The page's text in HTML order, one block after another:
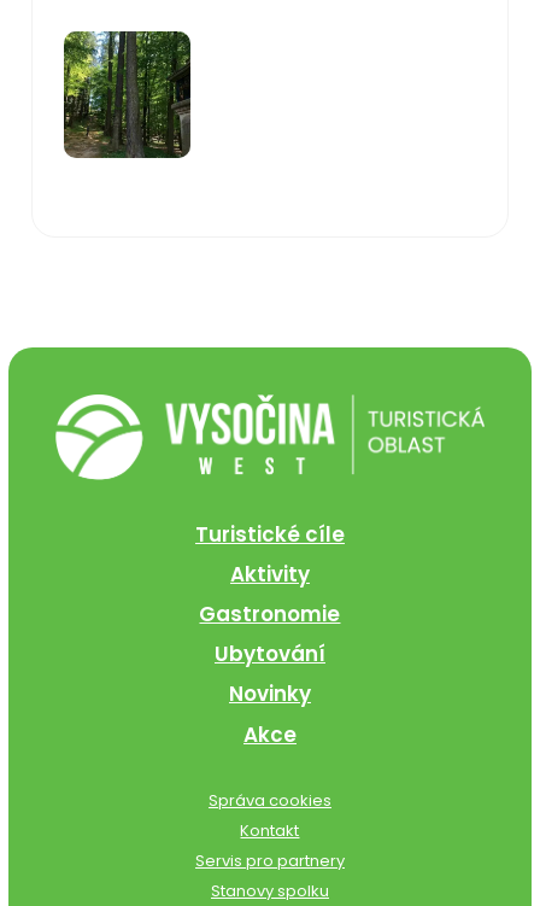
Turistické cíle
Aktivity
Gastronomie
Ubytování
Novinky
Akce
Správa cookies
Kontakt
Servis pro partnery
Stanovy spolku